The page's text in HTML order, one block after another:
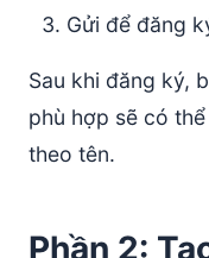
Gửi để đăng
Sau khi đăng ký,
phù hợp sẽ có
theo tên.
Phần 2: